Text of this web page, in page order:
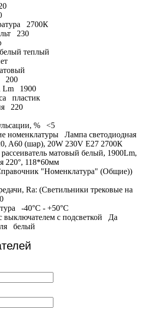
2700К
230
белый теплый
200
Lm
1900
пластик
220
%
<5
номенклатуры
Лампа светодиодная
A60 (шар), 20W 230V E27 2700К
матовый белый, 1900Lm,
220°, 118*60мм
"Номенклатура" (Общие))
Ra: (Светильники трековые на
-40°C - +50°C
выключателем с подсветкой
Да
белый